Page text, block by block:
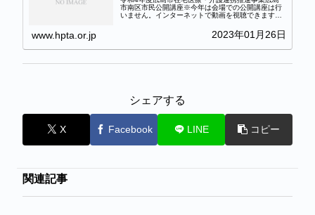
市南区市民公開講座※今年は会場での公開講座は行
いません。インターネットで動画を視聴できます。
演：渡辺 えり氏、松本 裕見子氏、野島 秀樹氏期
www.hpta.or.jp 2023年01月26日
シェアする
X Facebook LINE コピー
関連記事